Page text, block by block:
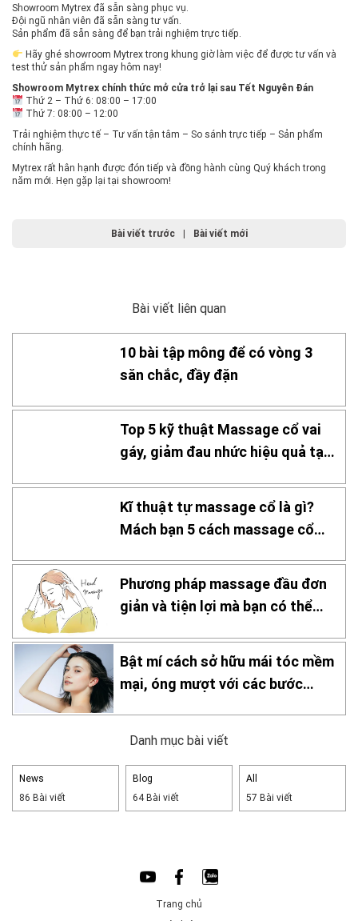
Showroom Mytrex đã sẵn sàng phục vụ.
Đội ngũ nhân viên đã sẵn sàng tư vấn.
Sản phẩm đã sẵn sàng để bạn trải nghiệm trực tiếp.
Hãy ghé showroom Mytrex trong khung giờ làm việc để được tư vấn và
test thử sản phẩm ngay hôm nay!
Showroom Mytrex chính thức mở cửa trở lại sau Tết Nguyên Đán
Thứ 2 – Thứ 6: 08:00 – 17:00
Thứ 7: 08:00 – 12:00
Trải nghiệm thực tế – Tư vấn tận tâm – So sánh trực tiếp – Sản phẩm
chính hãng.
Mytrex rất hân hạnh được đón tiếp và đồng hành cùng Quý khách trong
năm mới. Hẹn gặp lại tại showroom!
Bài viết trước | Bài viết mới
Bài viết liên quan
10 bài tập mông để có vòng 3
săn chắc, đầy đặn
Top 5 kỹ thuật Massage cổ vai
gáy, giảm đau nhức hiệu quả tại
Kĩ thuật tự massage cổ là gì?
Mách bạn 5 cách massage cổ
Phương pháp massage đầu đơn
giản và tiện lợi mà bạn có thể
Bật mí cách sở hữu mái tóc mềm
mại, óng mượt với các bước
Danh mục bài viết
News
86 Bài viết
Blog
64 Bài viết
All
57 Bài viết
Trang chủ